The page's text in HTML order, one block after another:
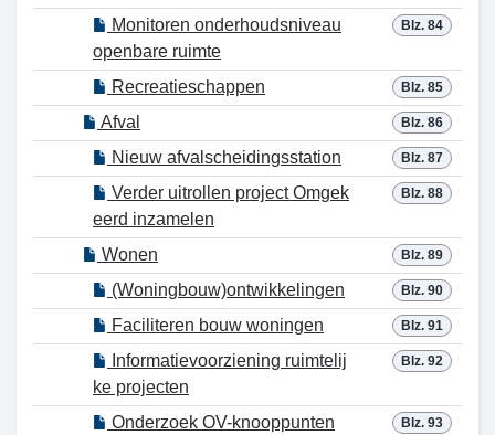
Blz. 84
Monitoren onderhoudsniveau
openbare ruimte
Blz. 85
Recreatieschappen
Blz. 86
Afval
Blz. 87
Nieuw afvalscheidingsstation
Blz. 88
Verder uitrollen project Omgek
eerd inzamelen
Blz. 89
Wonen
Blz. 90
(Woningbouw)ontwikkelingen
Blz. 91
Faciliteren bouw woningen
Blz. 92
Informatievoorziening ruimtelij
ke projecten
Blz. 93
Onderzoek OV-knooppunten